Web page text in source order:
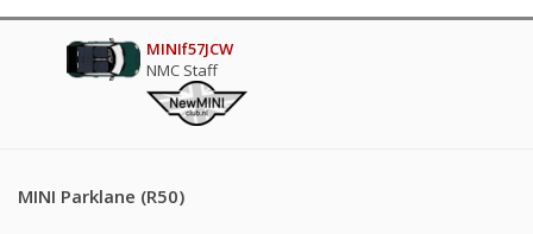
MINIf57JCW
NMC Staff
MINI Parklane (R50)